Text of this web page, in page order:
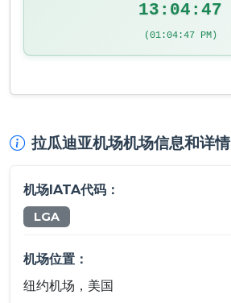
13:04:47
(01:04:47 PM)
拉瓜迪亚机场机场信息和详情
机场IATA代码：
LGA
机场位置：
纽约机场，美国